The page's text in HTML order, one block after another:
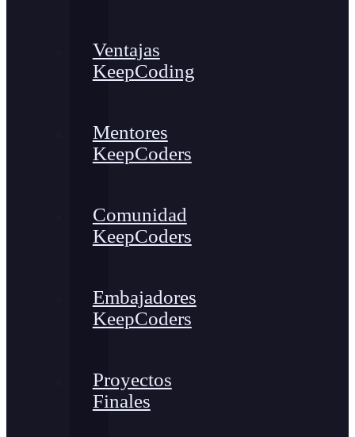
Ventajas
KeepCoding
Mentores
KeepCoders
Comunidad
KeepCoders
Embajadores
KeepCoders
Proyectos
Finales